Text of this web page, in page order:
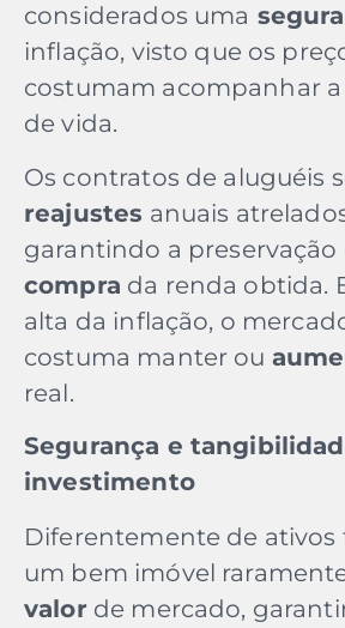
considerados uma
inflação, visto que os
costumam acompanhar
de vida.
Os contratos de aluguéis
reajustes anuais
garantindo a preservação
compra da renda obtida.
alta da inflação, o
costuma manter ou
real.
Segurança e
investimento
Diferentemente de ativos
um bem imóvel
valor de mercado,